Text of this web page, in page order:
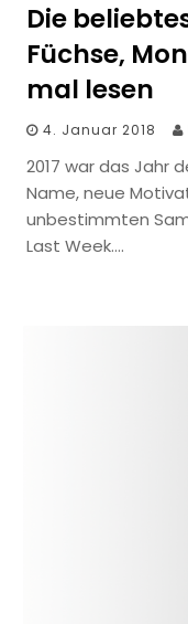
Die
Füchse,
mal lesen
4. Januar 2018
2017 war das Jahr
Name, neue
unbestimmten
Last Week….